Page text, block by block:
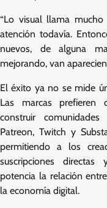
“Lo visual llama
atención todavía.
nuevos, de alguna
mejorando, van
El éxito ya no se mide
Las marcas prefieren
construir
Patreon, Twitch y
permitiendo a los
suscripciones
potencia la relación
la economía digital.